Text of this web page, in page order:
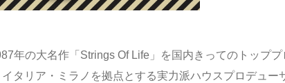
年の大名作「Strings Of Life」を国内きってのトッププ
タリア・ミラノを拠点とする実力派ハウスプロデュー